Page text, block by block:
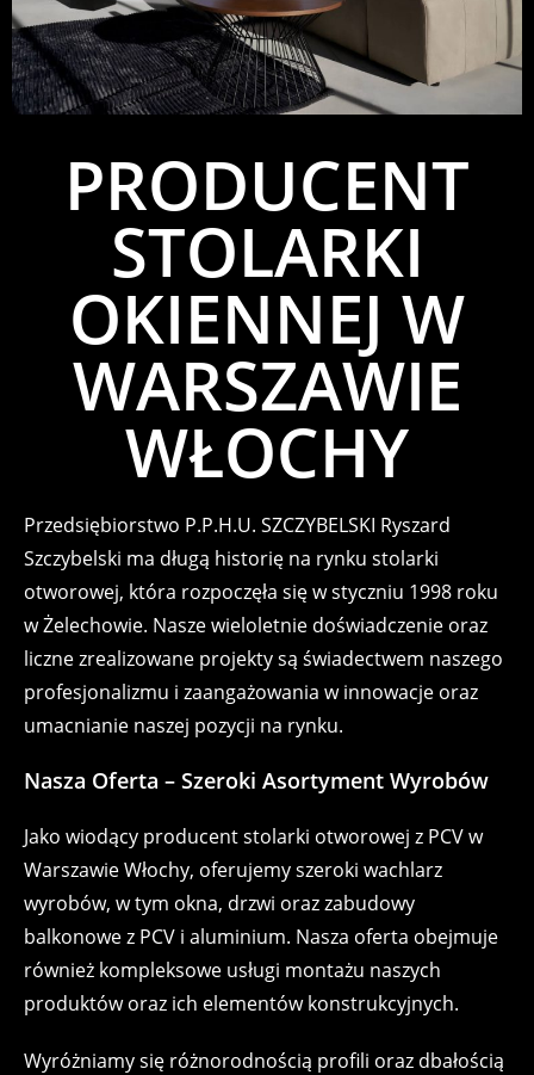
PRODUCENT
STOLARKI
OKIENNEJ W
WARSZAWIE
WŁOCHY
Przedsiębiorstwo P.P.H.U. SZCZYBELSKI Ryszard
Szczybelski ma długą historię na rynku stolarki
otworowej, która rozpoczęła się w styczniu 1998 roku
w Żelechowie. Nasze wieloletnie doświadczenie oraz
liczne zrealizowane projekty są świadectwem naszego
profesjonalizmu i zaangażowania w innowacje oraz
umacnianie naszej pozycji na rynku.
Nasza Oferta – Szeroki Asortyment Wyrobów
Jako wiodący producent stolarki otworowej z PCV w
Warszawie Włochy, oferujemy szeroki wachlarz
wyrobów, w tym okna, drzwi oraz zabudowy
balkonowe z PCV i aluminium. Nasza oferta obejmuje
również kompleksowe usługi montażu naszych
produktów oraz ich elementów konstrukcyjnych.
Wyróżniamy się różnorodnością profili oraz dbałością